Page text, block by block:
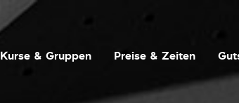
Kurse & Gruppen Preise & Zeiten